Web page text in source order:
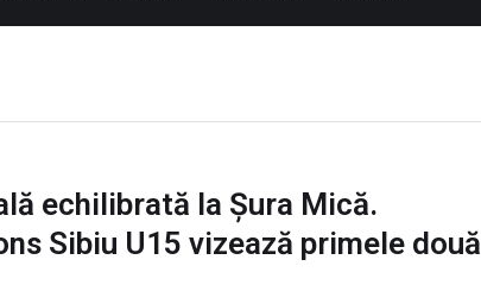
echilibrată la Șura Mică.
Sibiu U15 vizează primele două